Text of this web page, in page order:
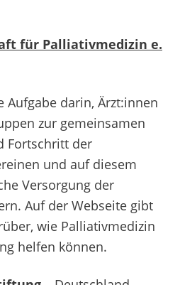
für Palliativmedizin e.
Aufgabe darin, Ärzt:innen
zur gemeinsamen
Fortschritt der
und auf diesem
Versorgung der
Auf der Webseite gibt
wie Palliativmedizin
helfen können.